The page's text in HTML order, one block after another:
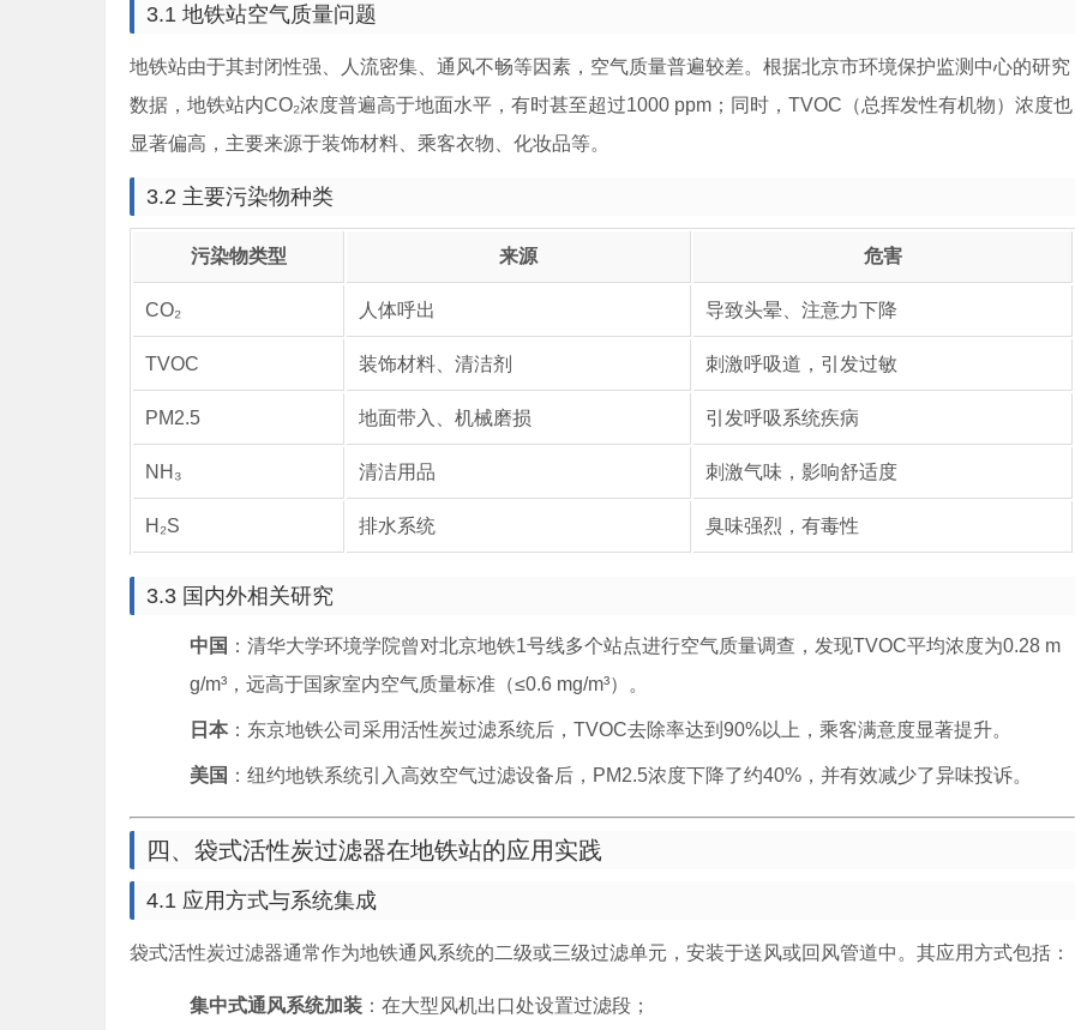
3.1 地铁站空气质量问题
地铁站由于其封闭性强、人流密集、通风不畅等因素，空气质量普遍较差。根据北京市环境保护监测中心的研究
数据，地铁站内CO₂浓度普遍高于地面水平，有时甚至超过1000 ppm；同时，TVOC（总挥发性有机物）浓度也
显著偏高，主要来源于装饰材料、乘客衣物、化妆品等。
3.2 主要污染物种类
污染物类型 来源 危害
CO₂ 人体呼出 导致头晕、注意力下降
TVOC 装饰材料、清洁剂 刺激呼吸道，引发过敏
PM2.5 地面带入、机械磨损 引发呼吸系统疾病
NH₃ 清洁用品 刺激气味，影响舒适度
H₂S 排水系统 臭味强烈，有毒性
3.3 国内外相关研究
中国 ：清华大学环境学院曾对北京地铁1号线多个站点进行空气质量调查，发现TVOC平均浓度为0.28 m
g/m³，远高于国家室内空气质量标准（≤0.6 mg/m³）。
日本：东京地铁公司采用活性炭过滤系统后，TVOC去除率达到90%以上，乘客满意度显著提升。
美国 ：纽约地铁系统引入高效空气过滤设备后，PM2.5浓度下降了约40%，并有效减少了异味投诉。
四、袋式活性炭过滤器在地铁站的应用实践
4.1 应用方式与系统集成
袋式活性炭过滤器通常作为地铁通风系统的二级或三级过滤单元，安装于送风或回风管道中。其应用方式包括：
集中式通风系统加装 ：在大型风机出口处设置过滤段；